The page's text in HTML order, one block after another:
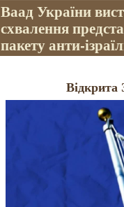
Ваад України
схвалення
пакету анти-
Відкрита